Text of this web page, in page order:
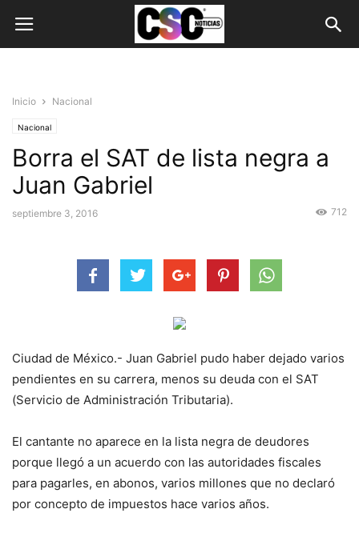
Inicio Nacional
Nacional
Borra el SAT de lista negra a
Juan Gabriel
septiembre 3, 2016 712
Ciudad de México.- Juan Gabriel pudo haber dejado varios
pendientes en su carrera, menos su deuda con el SAT
(Servicio de Administración Tributaria).
El cantante no aparece en la lista negra de deudores
porque llegó a un acuerdo con las autoridades fiscales
para pagarles, en abonos, varios millones que no declaró
por concepto de impuestos hace varios años.